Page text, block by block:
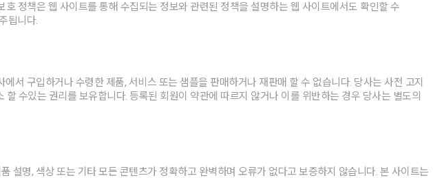
정책은 웹 사이트를 통해 수집되는 정보와 관련된 정책을 설명하는 웹 사이트에서도 확인할 수
됩니다.
서 구입하거나 수령한 제품, 서비스 또는 샘플을 판매하거나 재판매 할 수 없습니다. 당사는 사전 고지
수있는 권리를 보유합니다. 등록된 회원이 약관에 따르지 않거나 이를 위반하는 경우 당사는 별도의
설명, 색상 또는 기타 모든 콘텐츠가 정확하고 완벽하며 오류가 없다고 보증하지 않습니다. 본 사이트는